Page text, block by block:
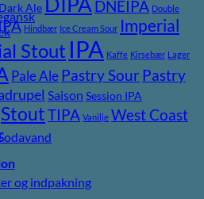
og indpakning
Ale DNEIPA Double
Hindbær Ice Cream Sour Imperial
Stout IPA Kaffe Kirsebær Lager
Pale Ale Pastry Sour Pastry
Saison Session IPA
StoutTIPA Vanilje West Coast